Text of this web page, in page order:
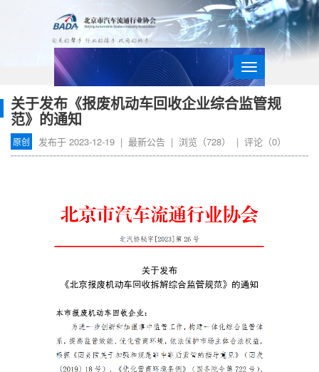
导
航
关于发布《报废机动车回收企业综合监管规
范》的通知
原创 发布于 2023-12-19 | 最新公告 | 浏览（728） | 评论（0）